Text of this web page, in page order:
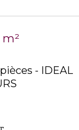
- IDEAL